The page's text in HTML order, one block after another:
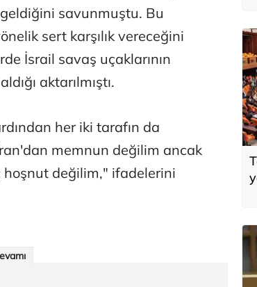
savunmuştu. Bu
sert karşılık vereceğini
İsrail savaş uçaklarının
aktarılmıştı.
her iki tarafın da
memnun değilim ancak
hoşnut değilim," ifadelerini